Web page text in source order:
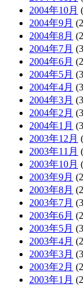
2004年10月
2004年9月
2004年8月
2004年7月
2004年6月
2004年5月
2004年4月
2004年3月
2004年2月
2004年1月
2003年12月
2003年11月
2003年10月
2003年9月
2003年8月
2003年7月
2003年6月
2003年5月
2003年4月
2003年3月
2003年2月
2003年1月